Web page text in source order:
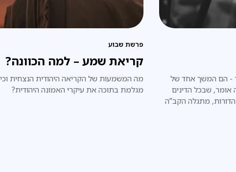
- הם המשך אחד של
אומר, שבכל הדינים
מתגלה הקב"ה
פרשת שבוע
קריאת שמע – למה הכוונה?
מה המשמעות של הקריאה היהודית הנצחית
מגלמת בתוכה את עיקרי האמונה היהודית?